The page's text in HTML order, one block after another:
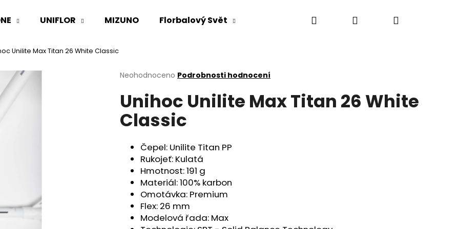
UNIFLOR MIZUNO Florbalový Svět Hledat PřihlášeníNákupní
Unilite Max Titan 26 White Classic
Průměrné
produktu
je
0,0
z
hvězdiček.
Neohodnoceno Podrobnosti hodnocení
Unihoc Unilite Max Titan 26 White
Classic
Čepel: Unilite Titan PP
Rukojeť: Kulatá
Hmotnost:191 g
Materiál:100% karbon
Omotávka: Premium
Flex: 26 mm
Modelová řada: Max
Co potřebujete najít?
HLEDAT